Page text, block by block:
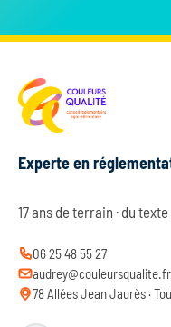
Experte en
17 ans de terrain · du
06 25 48 55 27
audrey@couleursqualite.fr
78 Allées Jean Jaurès ·